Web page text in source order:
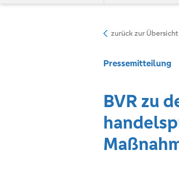
zurück zur Übersicht
Pressemitteilung
BVR zu